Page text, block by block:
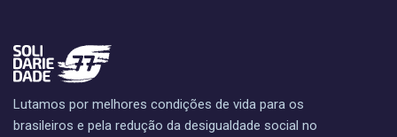
Lutamos por melhores condições de vida para os
brasileiros e pela redução da desigualdade social no